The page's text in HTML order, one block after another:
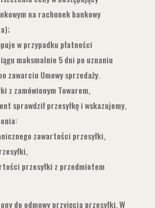
na rachunek bankowy
w przypadku płatności
maksmalnie 5 dni po uznaniu
zawarciu Umowy sprzedaży.
z zamówionym Towarem,
sprawdził przesyłkę i wskazujemy,
zawartości przesyłki,
przesyłki z przedmiotem
do odmowy przyjęcia przesyłki. W